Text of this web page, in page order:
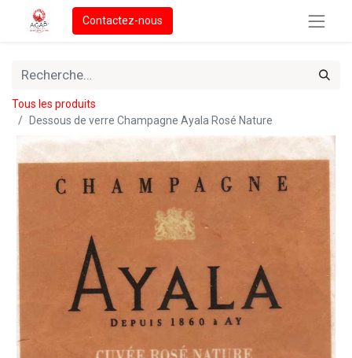
Contactez-nous
Tous les produits
Dessous de verre Champagne Ayala Rosé Nature